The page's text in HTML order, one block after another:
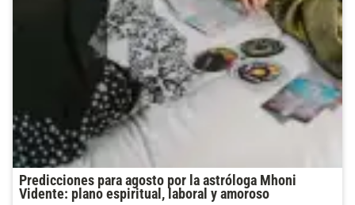
Predicciones para agosto por la astróloga Mhoni
Vidente: plano espiritual, laboral y amoroso